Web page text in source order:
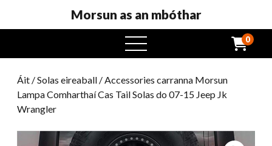
Morsun as an mbóthar
roghchlár
oscailte
0
Áit /Solas eireaball / Accessories carranna Morsun
Lampa Comharthaí Cas Tail Solas do 07-15 Jeep Jk
Wrangler